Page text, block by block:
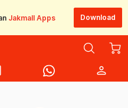
Jakmall Apps Download
person